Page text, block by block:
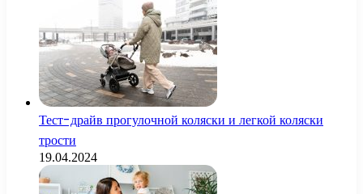
Тест-драйв прогулочной коляски и легкой коляски
трости
19.04.2024